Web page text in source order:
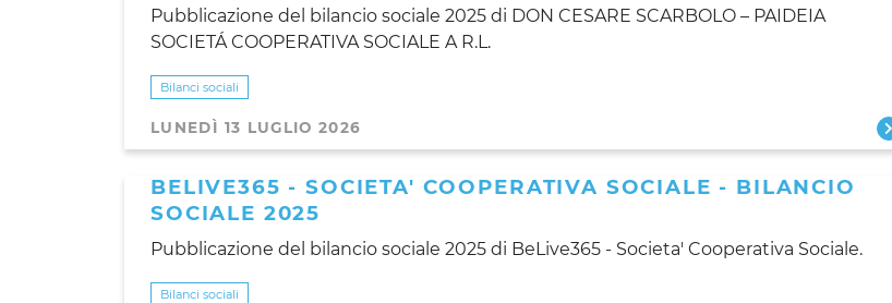
Pubblicazione del bilancio sociale 2025 di DON CESARE SCARBOLO – PAIDEIA
SOCIETÁ COOPERATIVA SOCIALE A R.L.
Bilanci sociali
LUNEDÌ 13 LUGLIO 2026
BELIVE365 - SOCIETA' COOPERATIVA SOCIALE - BILANCIO
SOCIALE 2025
Pubblicazione del bilancio sociale 2025 di BeLive365 - Societa' Cooperativa Sociale.
Bilanci sociali